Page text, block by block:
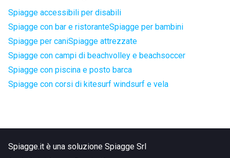
Spiagge accessibili per disabili
Spiagge con bar e ristoranteSpiagge per bambini
Spiagge per caniSpiagge attrezzate
Spiagge con campi di beachvolley e beachsoccer
Spiagge con piscina e posto barca
Spiagge con corsi di kitesurf windsurf e vela
Spiagge.it è una soluzione Spiagge Srl